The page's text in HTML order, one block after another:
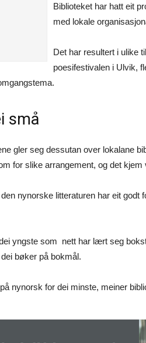
Biblioteket har hatt eit
med lokale
Det har resultert i ulike
poesifestivalen i Ulvik,
små
gler seg dessutan over lokalane
for slike arrangement, og det
nynorske litteraturen har eit
yngste som nett har lært seg
bøker på bokmål.
nynorsk for dei minste, meiner